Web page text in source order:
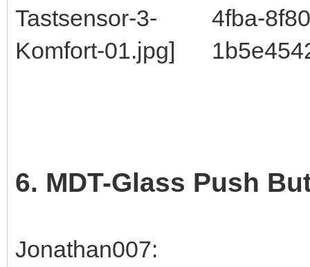
6. MDT-Glass Push
Jonathan007: